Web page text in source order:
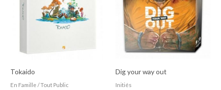
Tokaido
En Famille / Tout Public
Dig your way out
Initiés